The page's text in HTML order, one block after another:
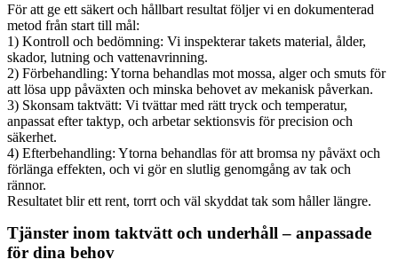
För att ge ett säkert och hållbart resultat följer vi en dokumenterad
metod från start till mål:
1) Kontroll och bedömning: Vi inspekterar takets material, ålder,
skador, lutning och vattenavrinning.
2) Förbehandling: Ytorna behandlas mot mossa, alger och smuts för
att lösa upp påväxten och minska behovet av mekanisk påverkan.
3) Skonsam taktvätt: Vi tvättar med rätt tryck och temperatur,
anpassat efter taktyp, och arbetar sektionsvis för precision och
säkerhet.
4) Efterbehandling: Ytorna behandlas för att bromsa ny påväxt och
förlänga effekten, och vi gör en slutlig genomgång av tak och
rännor.
Resultatet blir ett rent, torrt och väl skyddat tak som håller längre.
Tjänster inom taktvätt och underhåll – anpassade
för dina behov